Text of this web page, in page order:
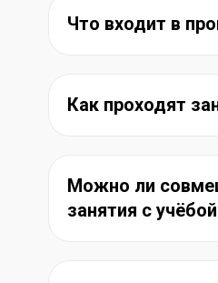
Что входит в
Как проходят
Можно ли
занятия с